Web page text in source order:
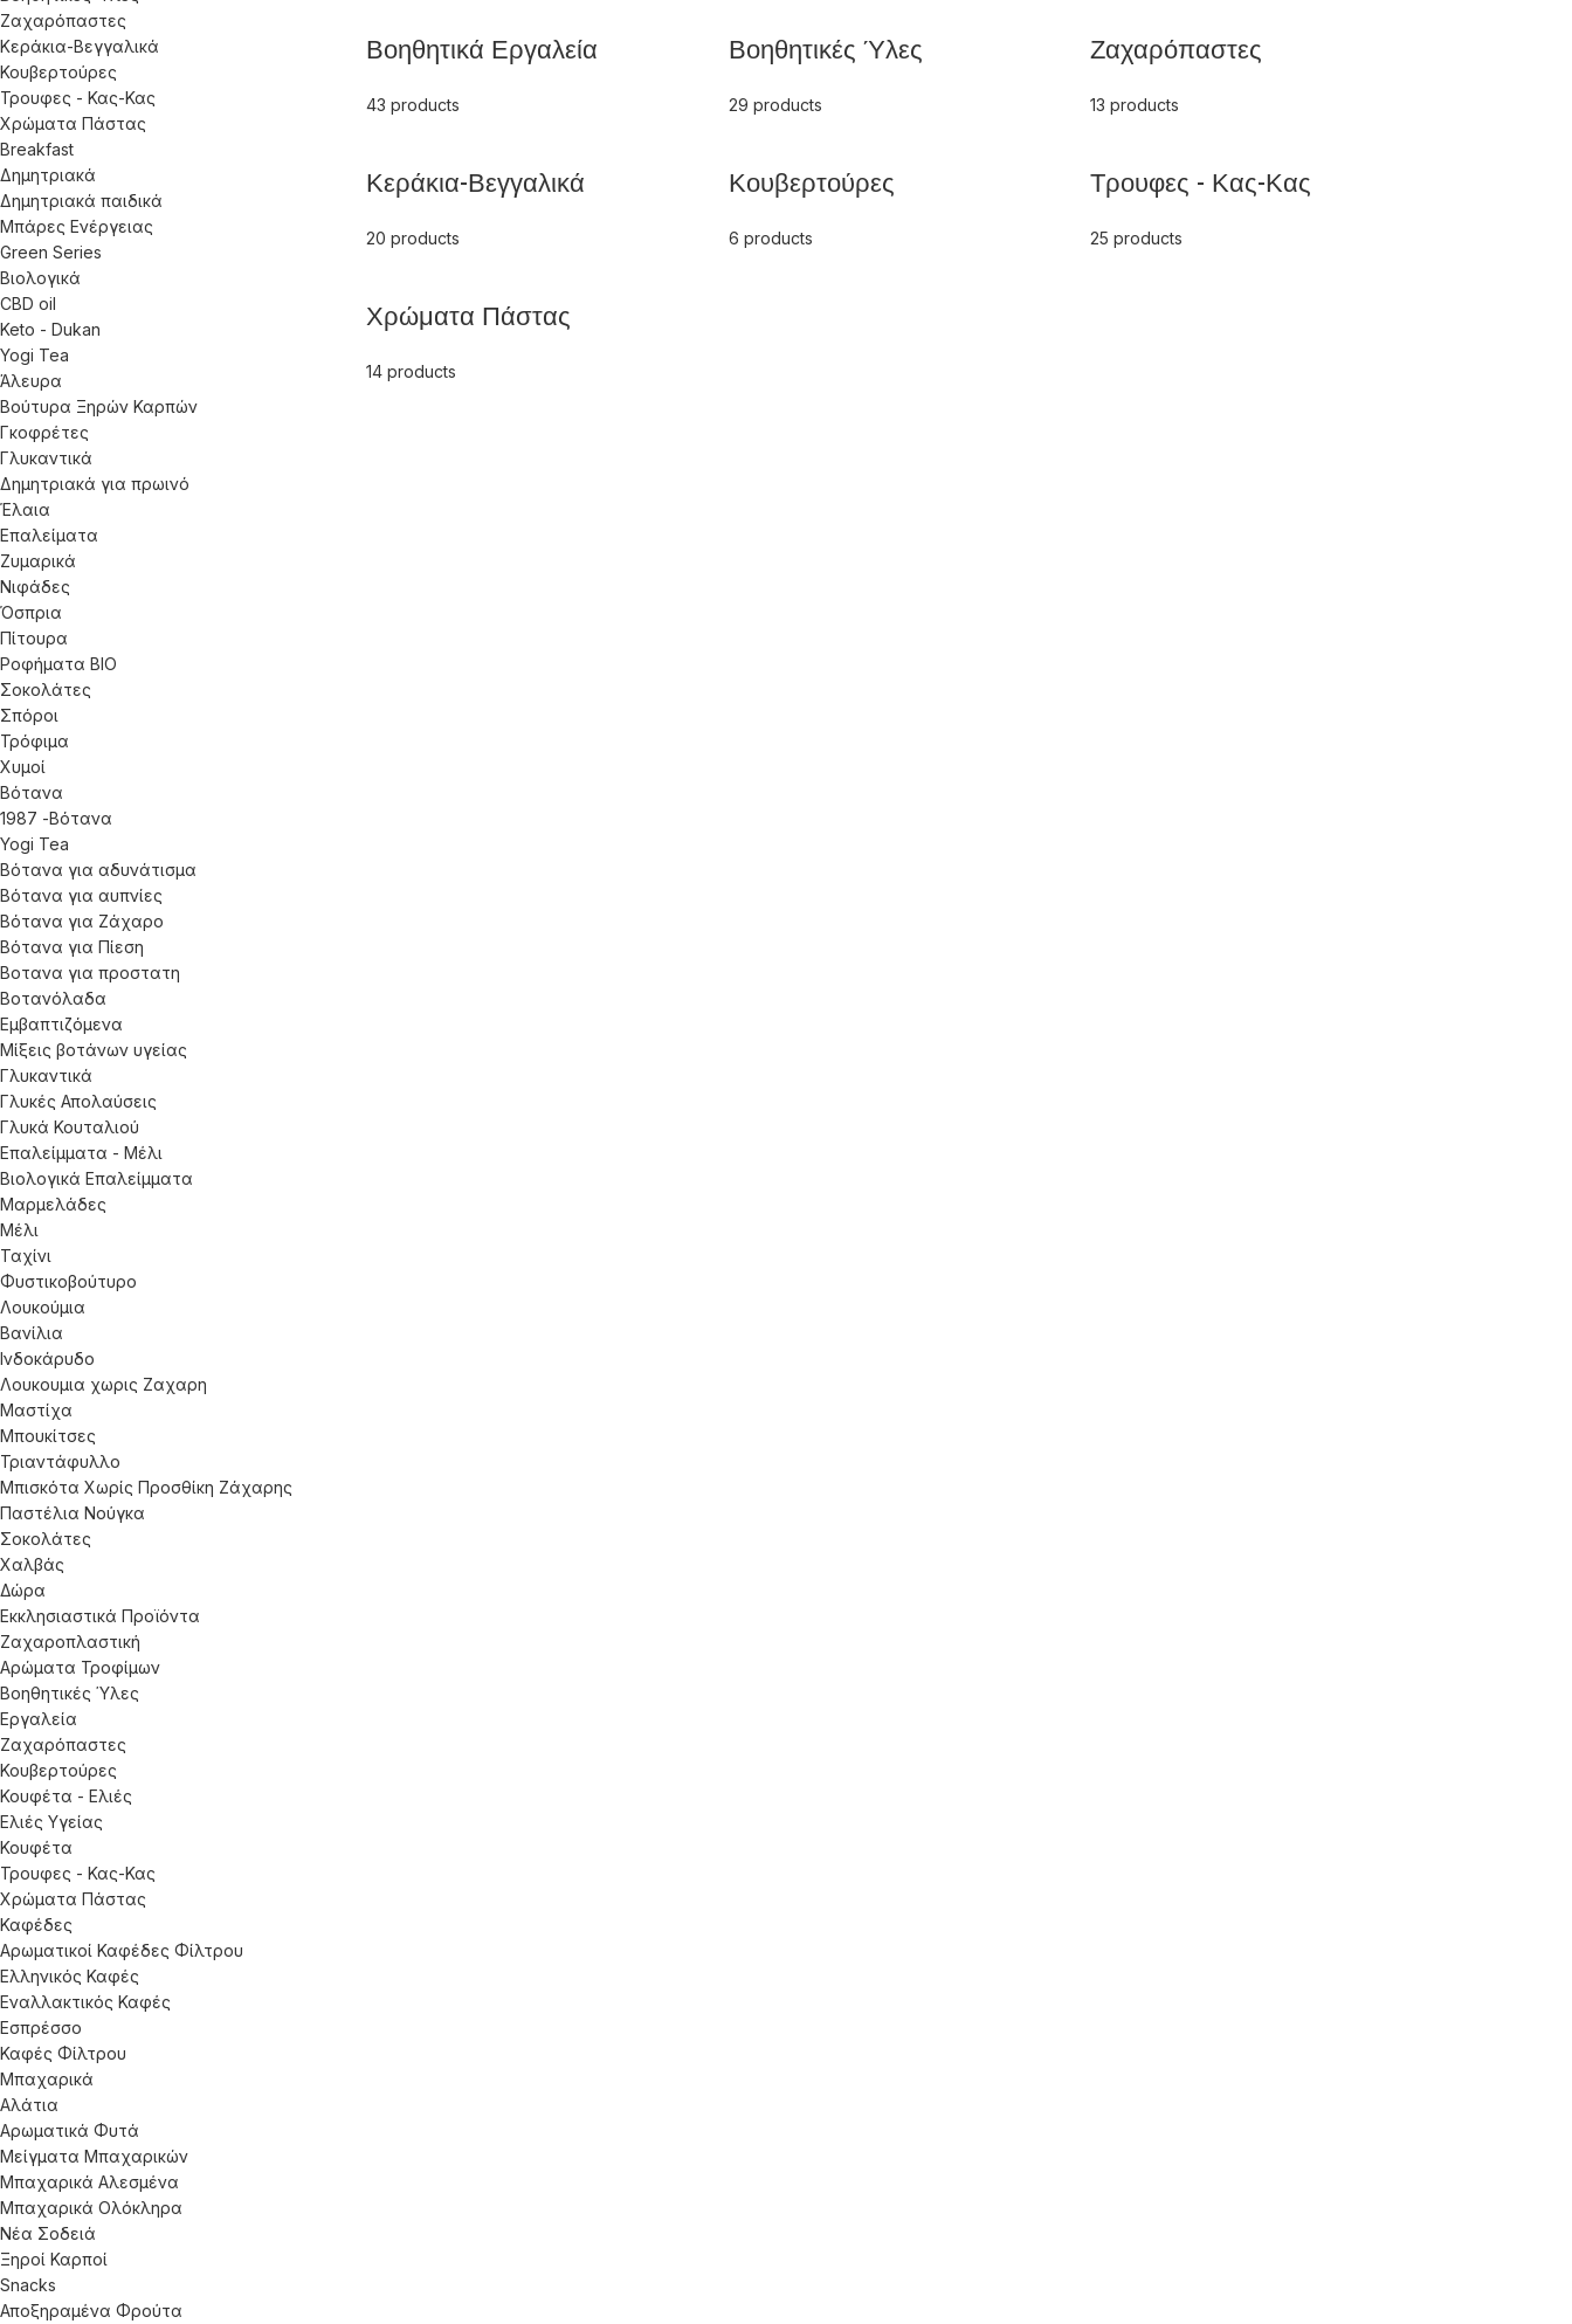
Ζαχαρόπαστες
Κεράκια-Βεγγαλικά
Κουβερτούρες
Τρουφες - Κας-Κας
Χρώματα Πάστας
Breakfast
Δημητριακά
Δημητριακά παιδικά
Μπάρες Ενέργειας
Green Series
Βιολογικά
CBD oil
Keto - Dukan
Yogi Tea
Άλευρα
Βούτυρα Ξηρών Καρπών
Γκοφρέτες
Γλυκαντικά
Δημητριακά για πρωινό
Έλαια
Επαλείματα
Ζυμαρικά
Νιφάδες
Όσπρια
Πίτουρα
Ροφήματα ΒΙΟ
Σοκολάτες
Σπόροι
Τρόφιμα
Χυμοί
Βότανα
1987 -Βότανα
Yogi Tea
Βότανα για αδυνάτισμα
Βότανα για αυπνίες
Βότανα για Ζάχαρο
Βότανα για Πίεση
Βοτανα για προστατη
Βοτανόλαδα
Εμβαπτιζόμενα
Μίξεις βοτάνων υγείας
Γλυκαντικά
Γλυκές Απολαύσεις
Γλυκά Κουταλιού
Επαλείμματα - Μέλι
Βιολογικά Επαλείμματα
Μαρμελάδες
Μέλι
Ταχίνι
Φυστικοβούτυρο
Λουκούμια
Βανίλια
Ινδοκάρυδο
Λουκουμια χωρις Ζαχαρη
Μαστίχα
Μπουκίτσες
Τριαντάφυλλο
Μπισκότα Χωρίς Προσθίκη Ζάχαρης
Παστέλια Νούγκα
Σοκολάτες
Χαλβάς
Δώρα
Εκκλησιαστικά Προϊόντα
Ζαχαροπλαστική
Αρώματα Τροφίμων
Βοηθητικές Ύλες
Εργαλεία
Ζαχαρόπαστες
Κουβερτούρες
Κουφέτα - Ελιές
Ελιές Υγείας
Κουφέτα
Τρουφες - Κας-Κας
Χρώματα Πάστας
Καφέδες
Αρωματικοί Καφέδες Φίλτρου
Ελληνικός Καφές
Εναλλακτικός Καφές
Εσπρέσσο
Καφές Φίλτρου
Μπαχαρικά
Αλάτια
Αρωματικά Φυτά
Μείγματα Μπαχαρικών
Μπαχαρικά Αλεσμένα
Μπαχαρικά Ολόκληρα
Νέα Σοδειά
Ξηροί Καρποί
Snacks
Αποξηραμένα Φρούτα
Βοηθητικά Εργαλεία
43 products
Βοηθητικές Ύλες
29 products
Ζαχαρόπαστες
13 products
Κεράκια-Βεγγαλικά
20 products
Κουβερτούρες
6 products
Τρουφες - Κας-Κας
25 products
Χρώματα Πάστας
14 products